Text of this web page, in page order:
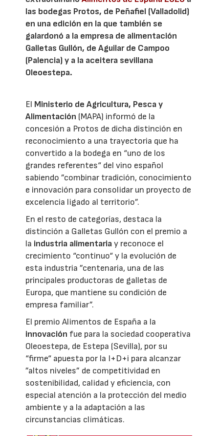
las bodegas Protos, de Peñafiel (Valladolid)
en una edición en la que también se
galardonó a la empresa de alimentación
Galletas Gullón, de Aguilar de Campoo
(Palencia) y a la aceitera sevillana
Oleoestepa.
El Ministerio de Agricultura, Pesca y
Alimentación (MAPA) informó de la
concesión a Protos de dicha distinción en
reconocimiento a una trayectoria que ha
convertido a la bodega en “uno de los
grandes referentes“ del vino español
sabiendo ”combinar tradición, conocimiento
e innovación para consolidar un proyecto de
excelencia ligado al territorio”.
En el resto de categorías, destaca la
distinción a Galletas Gullón con el premio a
la industria alimentariay reconoce el
crecimiento “continuo“ y la evolución de
esta industria ”centenaria, una de las
principales productoras de galletas de
Europa, que mantiene su condición de
empresa familiar”.
El premio Alimentos de España a la
innovación fue para la sociedad cooperativa
Oleoestepa, de Estepa (Sevilla), por su
“firme“ apuesta por la I+D+i para alcanzar
”altos niveles” de competitividad en
sostenibilidad, calidad y eficiencia, con
especial atención a la protección del medio
ambiente y a la adaptación a las
circunstancias climáticas.